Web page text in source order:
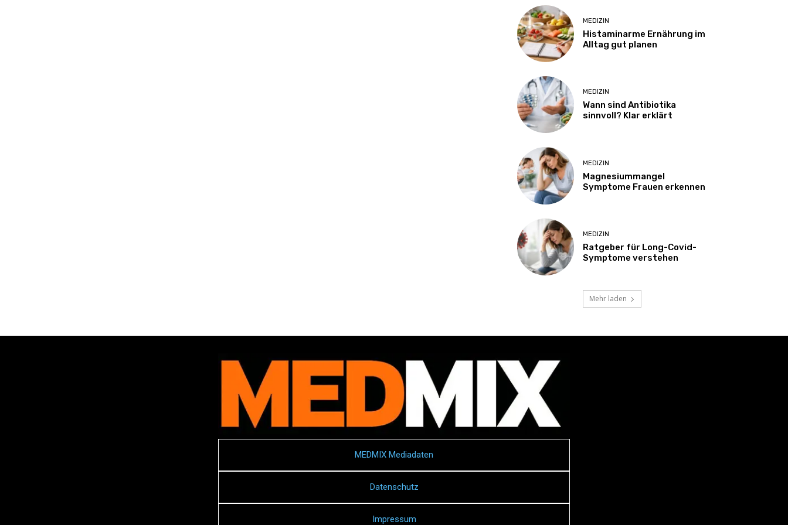
MEDIZIN
Histaminarme Ernährung im
Alltag gut planen
MEDIZIN
Wann sind Antibiotika
sinnvoll? Klar erklärt
MEDIZIN
Magnesiummangel
Symptome Frauen erkennen
MEDIZIN
Ratgeber für Long-Covid-
Symptome verstehen
Mehr laden
MEDMIX Mediadaten
Datenschutz
Impressum